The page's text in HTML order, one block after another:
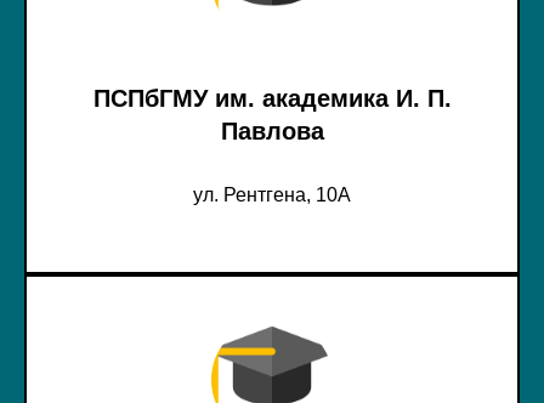
ПСПбГМУ им. академика И. П.
Павлова
ул. Рентгена, 10А